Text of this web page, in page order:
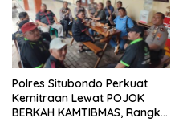
Polres Situbondo Perkuat
Kemitraan Lewat POJOK
BERKAH KAMTIBMAS, Rangkul